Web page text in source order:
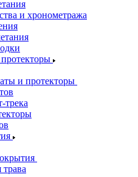
и хронометража
и протекторы
трека